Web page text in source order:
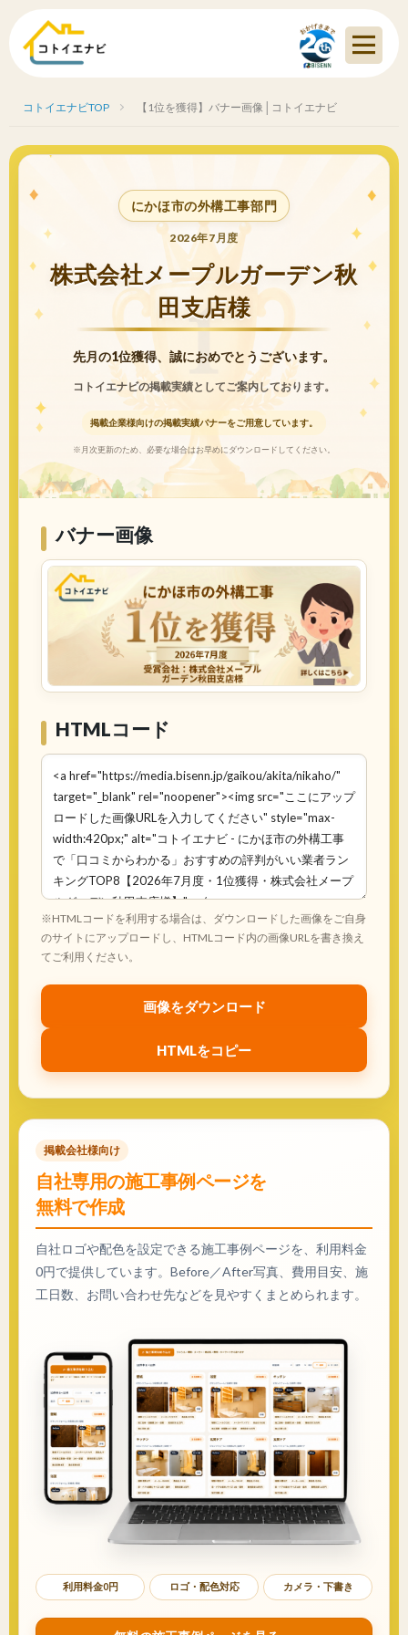
コトイエナビTOP 【1位を獲得】バナー画像│コトイエナビ
にかほ市の外構工事部門
2026年7月度
株式会社メープルガーデン秋
田支店様
先月の1位獲得、誠におめでとうございます。
コトイエナビの掲載実績としてご案内しております。
掲載企業様向けの掲載実績バナーをご用意しています。
※月次更新のため、必要な場合はお早めにダウンロードしてください。
バナー画像
HTMLコード
※HTMLコードを利用する場合は、ダウンロードした画像をご自身
のサイトにアップロードし、HTMLコード内の画像URLを書き換え
てご利用ください。
画像をダウンロード
HTMLをコピー
掲載会社様向け
自社専用の施工事例ページを
無料で作成
自社ロゴや配色を設定できる施工事例ページを、利用料金
0円で提供しています。Before／After写真、費用目安、施
工日数、お問い合わせ先などを見やすくまとめられます。
利用料金0円 ロゴ・配色対応 カメラ・下書き